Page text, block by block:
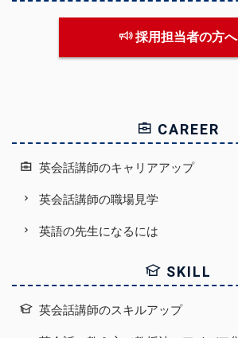
採用担当者の方へ
CAREER
英会話講師のキャリアアップ
英会話講師の職場見学
英語の先生になるには
SKILL
英会話講師のスキルアップ